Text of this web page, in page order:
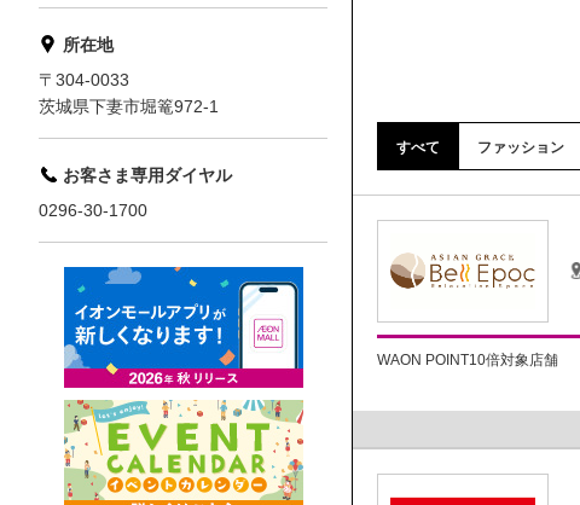
すべて ファッション
WAON POINT10倍対象店舗
所在地
〒304-0033
茨城県下妻市堀篭972-1
お客さま専用ダイヤル
0296-30-1700